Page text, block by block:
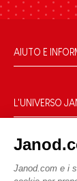
Janod.com e i
AIUTO E
Domande
Contatti
Negozi
L'UNIVERSO
Le nostre
Impegni di RSI
I NOSTRI
Pagamento